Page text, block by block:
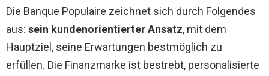
Die Banque Populaire zeichnet sich durch Folgendes
aus: sein kundenorientierter Ansatz, mit dem
Hauptziel, seine Erwartungen bestmöglich zu
erfüllen. Die Finanzmarke ist bestrebt, personalisierte